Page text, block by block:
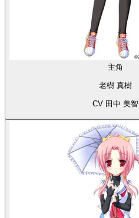
主角
老樹 真樹
CV 田中 美智